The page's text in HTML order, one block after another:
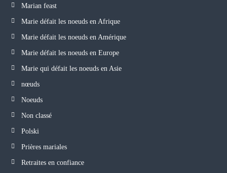
Marian feast
Marie défait les noeuds en Afrique
Marie défait les noeuds en Amérique
Marie défait les noeuds en Europe
Marie qui défait les noeuds en Asie
nœuds
Noeuds
Non classé
Polski
Prières mariales
Retraites en confiance